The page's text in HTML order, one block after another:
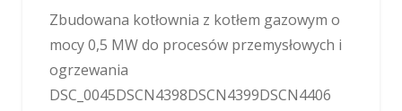
Zbudowana kotłownia z kotłem gazowym o
mocy 0,5 MW do procesów przemysłowych i
ogrzewania
DSC_0045DSCN4398DSCN4399DSCN4406